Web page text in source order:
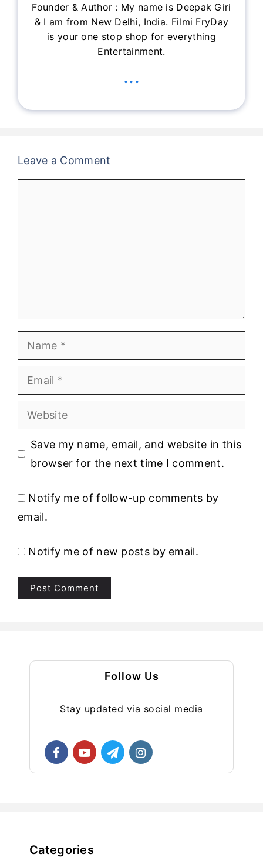
Founder & Author : My name is Deepak Giri
& I am from New Delhi, India. Filmi FryDay
is your one stop shop for everything
Entertainment.
...
Leave a Comment
Name
Email
Website
Save my name, email, and website in this
browser for the next time I comment.
Notify me of follow-up comments by
email.
Notify me of new posts by email.
Follow Us
Stay updated via social media
Categories